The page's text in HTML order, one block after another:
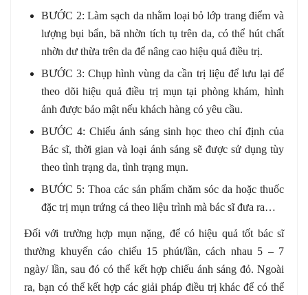
BƯỚC 2: Làm sạch da nhằm loại bỏ lớp trang điểm và
lượng bụi bẩn, bã nhờn tích tụ trên da, có thể hút chất
nhờn dư thừa trên da để nâng cao hiệu quả điều trị.
BƯỚC 3: Chụp hình vùng da cần trị liệu để lưu lại để
theo dõi hiệu quả điều trị mụn tại phòng khám, hình
ảnh được bảo mật nếu khách hàng có yêu cầu.
BƯỚC 4: Chiếu ánh sáng sinh học theo chỉ định của
Bác sĩ, thời gian và loại ánh sáng sẽ được sử dụng tùy
theo tình trạng da, tình trạng mụn.
BƯỚC 5: Thoa các sản phẩm chăm sóc da hoặc thuốc
đặc trị mụn trứng cá theo liệu trình mà bác sĩ đưa ra…
Đối với trường hợp mụn nặng, để có hiệu quả tốt bác sĩ
thường khuyến cáo chiếu 15 phút/lần, cách nhau 5 – 7
ngày/ lần, sau đó có thể kết hợp chiếu ánh sáng đỏ. Ngoài
ra, bạn có thể kết hợp các giải pháp điều trị khác để có thể